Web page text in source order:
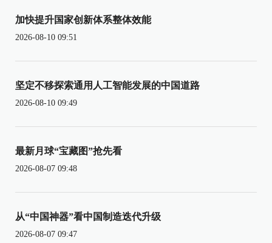
加快提升国家创新体系整体效能
2026-08-10 09:51
坚定不移探索通用人工智能发展的中国道路
2026-08-10 09:49
最新月球“宝藏图”抢先看
2026-08-07 09:48
从“中国神器”看中国制造迭代升级
2026-08-07 09:47